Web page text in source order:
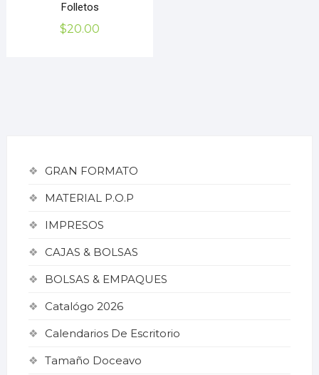
Folletos
$20.00
GRAN FORMATO
MATERIAL P.O.P
IMPRESOS
CAJAS & BOLSAS
BOLSAS & EMPAQUES
Catalógo 2026
Calendarios De Escritorio
Tamaño Doceavo